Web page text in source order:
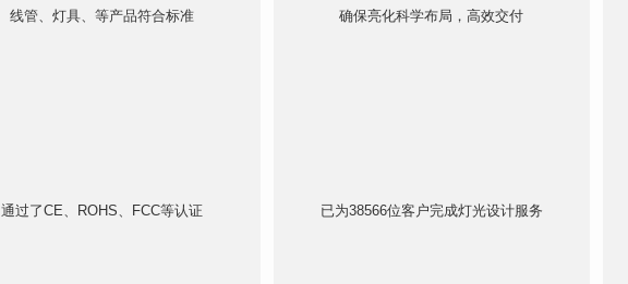
线管、灯具、等产品符合标准
通过了CE、ROHS、FCC等认证
确保亮化科学布局，高效交付
已为38566位客户完成灯光设计服务